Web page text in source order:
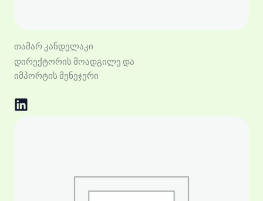
თამარ კანდელაკი
დირექტორის მოადგილე და
იმპორტის მენეჯერი